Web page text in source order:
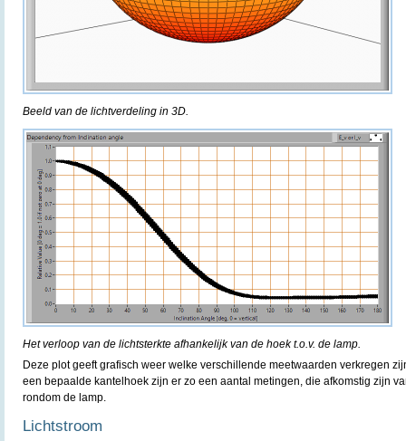
Beeld van de lichtverdeling in 3D.
Het verloop van de lichtsterkte afhankelijk van de hoek t.o.v. de lamp.
Deze plot geeft grafisch weer welke verschillende meetwaarden verkregen
een bepaalde kantelhoek zijn er zo een aantal metingen, die afkomstig zijn
rondom de lamp.
Lichtstroom